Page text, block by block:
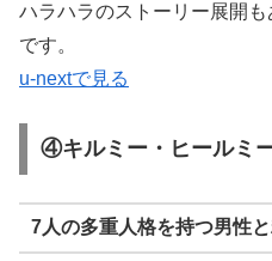
ハラハラのストーリー展開
です。
u-nextで見る
④キルミー・ヒールミ
7人の多重人格を持つ男性